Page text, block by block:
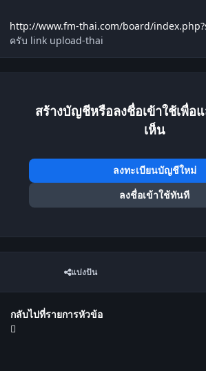
http://www.fm-thai.com/board/
ครับ link upload-thai
สร้างบัญชีหรือลงชื่อเข้าใช้เพื่อ
เห็น
ลงทะเบียนบัญชีใหม่
ลงชื่อเข้าใช้ทันที
แบ่งปัน
กลับไปที่รายการหัวข้อ